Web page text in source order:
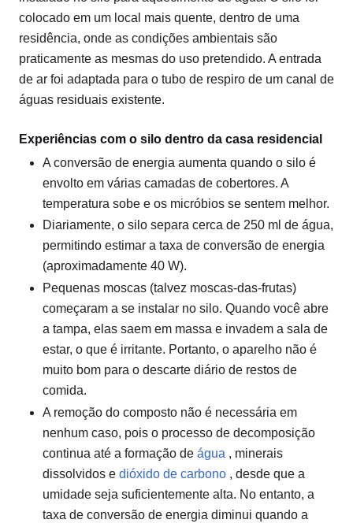
colocado em um local mais quente, dentro de uma
residência, onde as condições ambientais são
praticamente as mesmas do uso pretendido. A entrada
de ar foi adaptada para o tubo de respiro de um canal de
águas residuais existente.
Experiências com o silo dentro da casa residencial
A conversão de energia aumenta quando o silo é
envolto em várias camadas de cobertores. A
temperatura sobe e os micróbios se sentem melhor.
Diariamente, o silo separa cerca de 250 ml de água,
permitindo estimar a taxa de conversão de energia
(aproximadamente 40 W).
Pequenas moscas (talvez moscas-das-frutas)
começaram a se instalar no silo. Quando você abre
a tampa, elas saem em massa e invadem a sala de
estar, o que é irritante. Portanto, o aparelho não é
muito bom para o descarte diário de restos de
comida.
A remoção do composto não é necessária em
nenhum caso, pois o processo de decomposição
continua até a formação de água , minerais
dissolvidos e dióxido de carbono , desde que a
umidade seja suficientemente alta. No entanto, a
taxa de conversão de energia diminui quando a